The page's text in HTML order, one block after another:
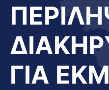
Διαφάνεια
Το
Νησί
Μας
ΓΙΑ